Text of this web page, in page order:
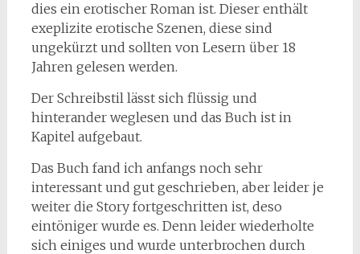
dies ein erotischer Roman ist. Dieser enthält
exeplizite erotische Szenen, diese sind
ungekürzt und sollten von Lesern über 18
Jahren gelesen werden.
Der Schreibstil lässt sich flüssig und
hinterander weglesen und das Buch ist in
Kapitel aufgebaut.
Das Buch fand ich anfangs noch sehr
interessant und gut geschrieben, aber leider je
weiter die Story fortgeschritten ist, deso
eintöniger wurde es. Denn leider wiederholte
sich einiges und wurde unterbrochen durch